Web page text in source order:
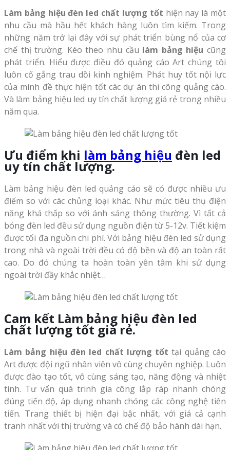
Làm bảng hiệu đèn led chất lượng tốt hiện nay là một
nhu cầu mà hầu hết khách hàng luôn tìm kiếm. Trong
những năm trở lại đây với sự phát triển bùng nổ của cơ
chế thị trường. Kéo theo nhu cầu làm bảng hiệu cũng
phát triển. Hiểu được điều đó quảng cáo Art chúng tôi
luôn cố gắng trau dồi kinh nghiệm. Phát huy tốt nội lực
của mình đề thực hiện tốt các dự án thi công quảng cáo.
Và làm bảng hiệu led uy tín chất lượng giá rẻ trong nhiều
năm qua.
Ưu điểm khi làm bảng hiệu đèn led
uy tín chất lượng.
Làm bảng hiệu đèn led quảng cáo sẽ có được nhiều ưu
điểm so với các chủng loại khác. Như mức tiêu thụ điện
năng khá thấp so với ánh sáng thông thường. Vì tất cả
bóng đèn led đều sử dụng nguồn điện từ 5-12v. Tiết kiệm
được tối đa nguồn chi phí. Với bảng hiệu đèn led sử dụng
trong nhà và ngoài trời đều có độ bền và độ an toàn rất
cao. Do đó chúng ta hoàn toàn yên tâm khi sử dụng
ngoài trời đầy khắc nhiệt…
Cam kết Làm bảng hiệu đèn led
chất lượng tốt giá rẻ.
Làm bảng hiệu đèn led chất lượng tốt tại quảng cáo
Art được đội ngũ nhân viên vô cùng chuyên nghiệp. Luôn
được đào tạo tốt, vô cùng sáng tạo, năng động và nhiệt
tình. Tư vấn quá trinh gia công lắp ráp nhanh chóng
đúng tiến độ, áp dụng nhanh chóng các công nghệ tiên
tiến. Trang thiết bị hiện đại bậc nhất, với giá cả cạnh
tranh nhất với thị trường và có chế độ bảo hành dài hạn.